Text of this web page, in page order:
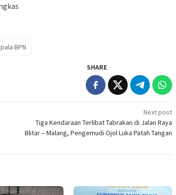
BPN
SHARE
Next post
Tiga Kendaraan Terlibat Tabrakan di Jalan Raya
Blitar – Malang, Pengemudi Ojol Luka Patah Tangan